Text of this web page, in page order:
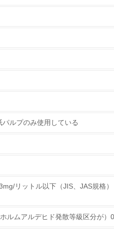
動に活かしている
べき環境対策を理解し、実践して
る
エネルギー
ルプのみ使用している
リットル以下（JIS、JAS規格）
ムアルデヒド発散等級区分が）